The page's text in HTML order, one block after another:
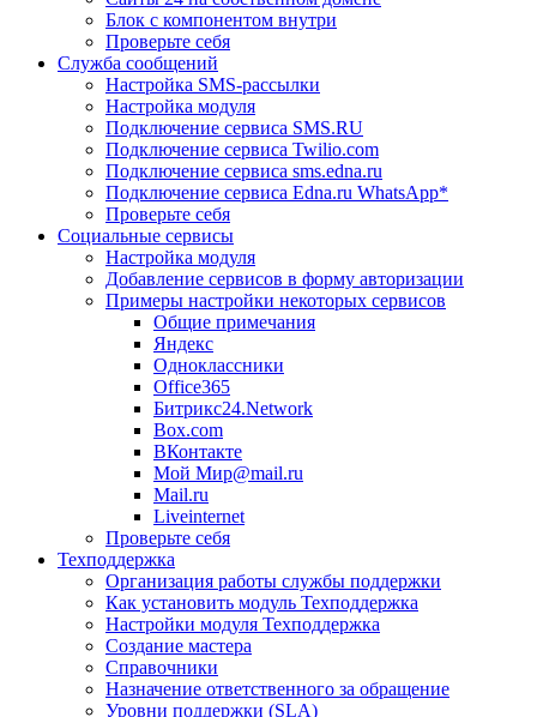
Блок с компонентом внутри
Проверьте себя
Служба сообщений
Настройка SMS-рассылки
Настройка модуля
Подключение сервиса SMS.RU
Подключение сервиса Twilio.com
Подключение сервиса sms.edna.ru
Подключение сервиса Edna.ru WhatsApp*
Проверьте себя
Социальные сервисы
Настройка модуля
Добавление сервисов в форму авторизации
Примеры настройки некоторых сервисов
Общие примечания
Яндекс
Одноклассники
Office365
Битрикс24.Network
Box.com
ВКонтакте
Мой Мир@mail.ru
Mail.ru
Liveinternet
Проверьте себя
Техподдержка
Организация работы службы поддержки
Как установить модуль Техподдержка
Настройки модуля Техподдержка
Создание мастера
Справочники
Назначение ответственного за обращение
Уровни поддержки (SLA)